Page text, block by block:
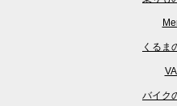
くるま
バイク